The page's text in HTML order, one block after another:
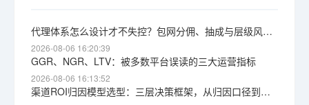
代理体系怎么设计才不失控？包网分佣、抽成与层级风险详解
2026-08-06 16:20:39
GGR、NGR、LTV：被多数平台误读的三大运营指标
2026-08-06 16:13:52
渠道ROI归因模型选型：三层决策框架，从归因口径到获客成本上限